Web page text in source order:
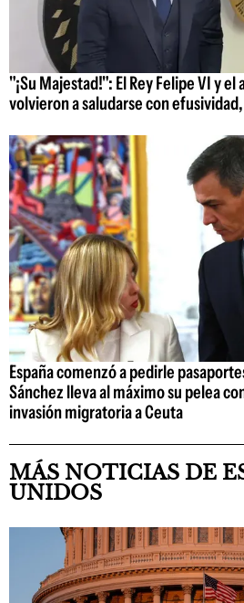
"¡Su Majestad!": El Rey Felipe VI y
volvieron a saludarse con
España comenzó a pedirle
Sánchez lleva al máximo su pelea
invasión migratoria a Ceuta
MÁS NOTICIAS DE
UNIDOS